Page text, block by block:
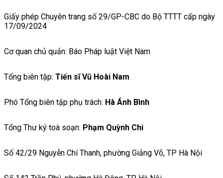
Giấy phép Chuyên trang số 29/GP-CBC do Bộ TTTT cấp ngày
17/09/2024
Cơ quan chủ quản: Báo Pháp luật Việt Nam
Tổng biên tập: Tiến sĩ Vũ Hoài Nam
Phó Tổng biên tập phụ trách: Hà Ánh Bình
Tổng Thư ký toà soạn: Phạm Quỳnh Chi
Số 42/29 Nguyễn Chí Thanh, phường Giảng Võ, TP Hà Nội